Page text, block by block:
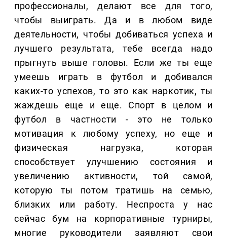
профессионалы, делают все для того,
чтобы выиграть. Да и в любом виде
деятельности, чтобы добиваться успеха и
лучшего результата, тебе всегда надо
прыгнуть выше головы. Если же ты еще
умеешь играть в футбол и добивался
каких-то успехов, то это как наркотик, ты
жаждешь еще и еще. Спорт в целом и
футбол в частности - это не только
мотивация к любому успеху, но еще и
физическая нагрузка, которая
способствует улучшению состояния и
увеличению активности, той самой,
которую ты потом тратишь на семью,
близких или работу. Неспроста у нас
сейчас бум на корпоративные турниры,
многие руководители заявляют свои